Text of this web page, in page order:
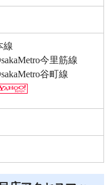
線
今里筋線
谷町線